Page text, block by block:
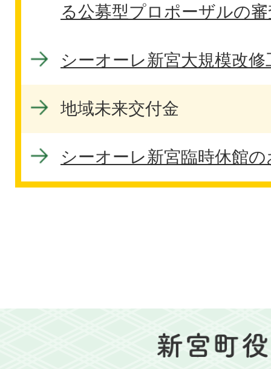
る公募型プロポーザルの
シーオーレ新宮大規模改
地域未来交付金
シーオーレ新宮臨時休館